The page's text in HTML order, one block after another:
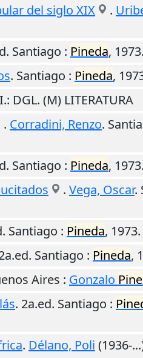
del siglo XIX
.
Santiago : Pineda, 1973.
. Santiago : Pineda,
: DGL. (M) LITERATURA
. Corradini, Renzo.
Santiago : Pineda, 1973.
. Vega, Oscar.
Santiago : Pineda, 1973.
Santiago : Pineda,
Aires : Gonzalo
. 2a.ed. Santiago :
. Délano, Poli (1936-